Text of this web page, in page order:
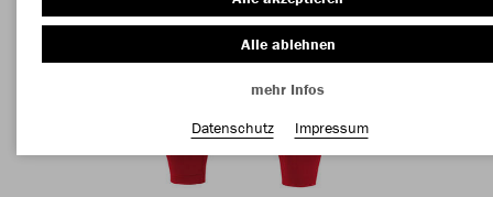
Alle ablehnen
mehr Infos
Datenschutz
Impressum